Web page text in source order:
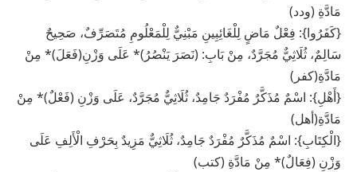
مَادَّةِ (ودد)
{كَفَرُوا}: فِعْلٌ مَاضٍ لِلْغَائِبِينِ مَبْنِيٌّ لِلْمَعْلُومِ مُتَصَرِّفٌ، صَحِيحٌ
سَالِمٌ، ثُلَاثِيٌّ مُجَرَّدٌ، مِنْ بَابِ: (نَصَرَ يَنْصُرُ)* عَلَى وَزْنِ(فَعَلَ)* مِنْ
مَادَّةِ(كفر)
{أَهْلِ}: اسْمٌ مُذَكَّرٌ مُفْرَدٌ جَامِدٌ، ثُلَاثِيٌّ مُجَرَّدٌ، عَلَى وَزْنِ (فَعْلٌ)* مِنْ
مَادَّةِ(أهل)
{الْكِتَابِ}: اسْمٌ مُذَكَّرٌ مُفْرَدٌ جَامِدٌ، ثُلَاثِيٌّ مَزِيدٌ بِحَرْفِ الْأَلِفِ عَلَى
وَزْنِ (فِعَالٌ)* مِنْ مَادَّةِ (كتب)